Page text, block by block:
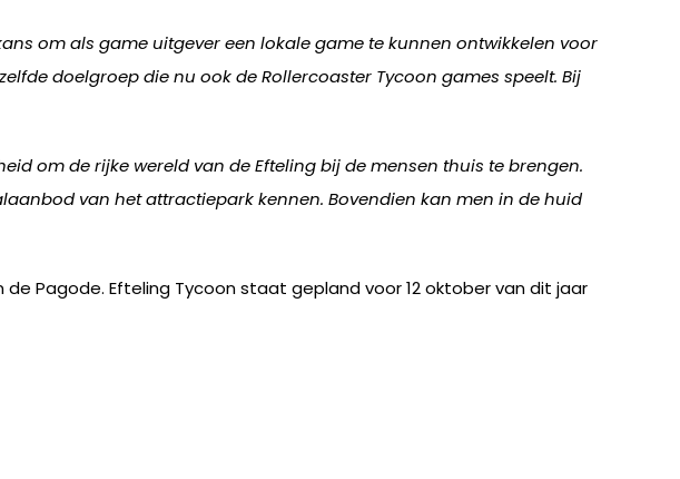
om als game uitgever een lokale game te kunnen ontwikkelen voor
doelgroep die nu ook de Rollercoaster Tycoon games speelt. Bij
om de rijke wereld van de Efteling bij de mensen thuis te brengen.
van het attractiepark kennen. Bovendien kan men in de huid
Pagode. Efteling Tycoon staat gepland voor 12 oktober van dit jaar